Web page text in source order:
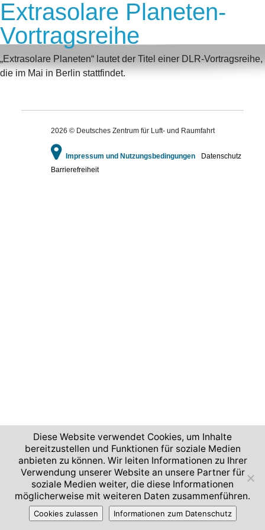
Extrasolare Planeten-
Vortragsreihe
„Extrasolare Planeten“ lautet der Titel einer DLR-Vortragsreihe,
die im Mai in Berlin stattfindet.
2026 © Deutsches Zentrum für Luft- und Raumfahrt
Impressum und Nutzungsbedingungen
Datenschutz
Barrierefreiheit
Diese Website verwendet Cookies, um Inhalte
bereitzustellen und Funktionen für soziale Medien
anbieten zu können. Wir leiten Informationen zu Ihrer
Verwendung unserer Website an unsere Partner für
soziale Medien weiter, die diese Informationen
möglicherweise mit weiteren Daten zusammenführen.
Cookies zulassen Informationen zum Datenschutz